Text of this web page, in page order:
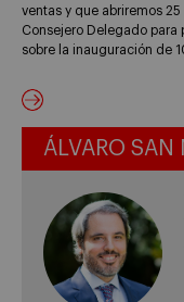
ventas y que abriremos
Consejero Delegado para
sobre la inauguración de
ÁLVARO SAN